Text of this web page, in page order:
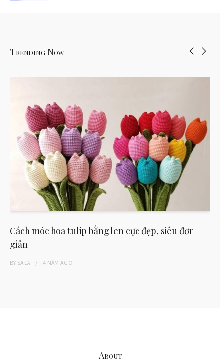
Trending Now
Cách móc hoa tulip bằng len cực đẹp, siêu đơn
giản
BY SALA 4 NĂM AGO
About